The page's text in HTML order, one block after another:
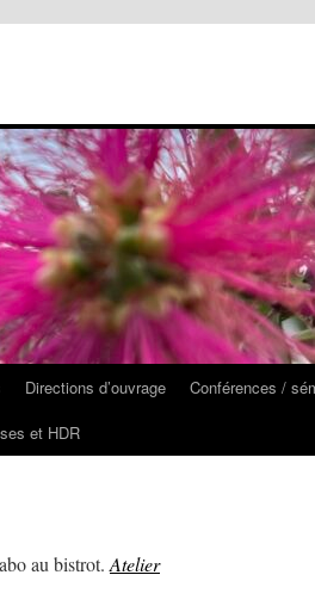
Directions d’ouvrage Conférences /
et HDR
au bistrot. Atelier